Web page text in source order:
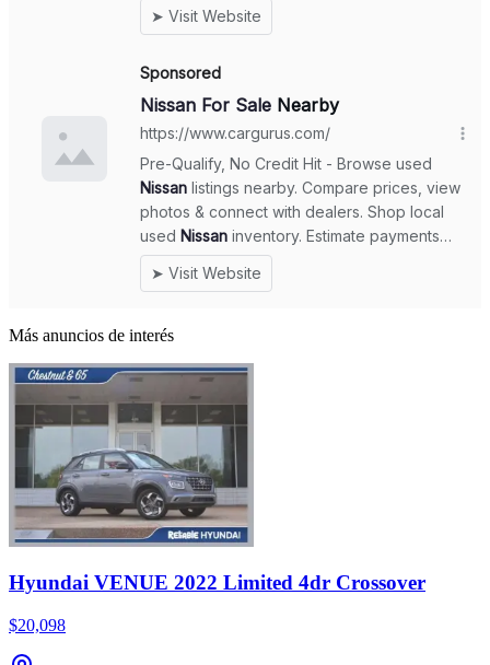
Más anuncios de interés
Hyundai VENUE 2022 Limited 4dr Crossover
$20,098